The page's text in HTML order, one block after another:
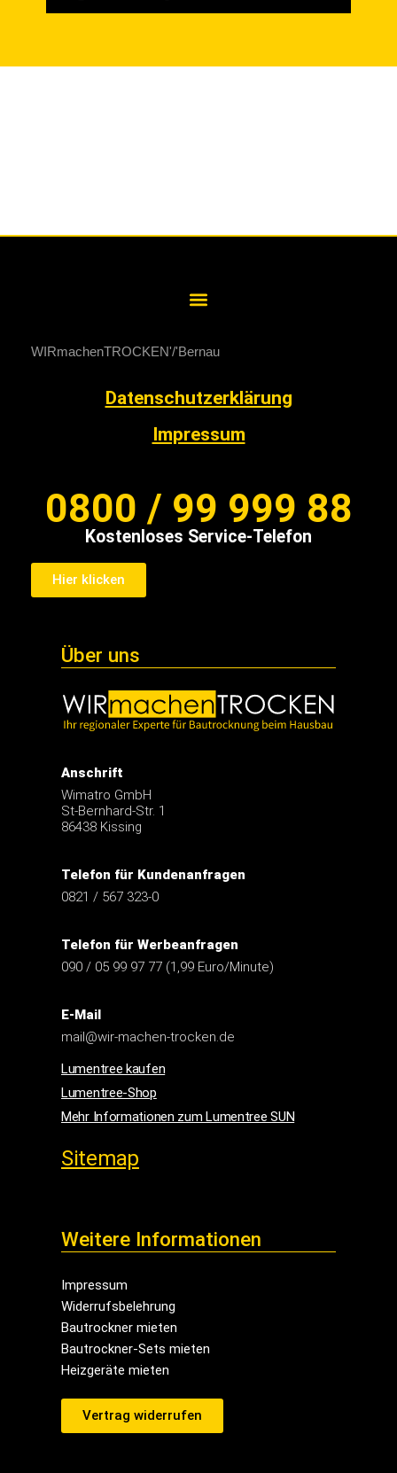
WIRmachenTROCKEN Bernau
Datenschutzerklärung
Impressum
0800 / 99 999 88
Kostenloses Service-Telefon
Hier klicken
Über uns
Anschrift
Wimatro GmbH
St-Bernhard-Str. 1
86438 Kissing
Telefon für Kundenanfragen
0821 / 567 323-0
Telefon für Werbeanfragen
090 / 05 99 97 77 (1,99 Euro/Minute)
E-Mail
mail@wir-machen-trocken.de
Lumentree kaufen
Lumentree-Shop
Mehr Informationen zum Lumentree SUN
Sitemap
Weitere Informationen
Impressum
Widerrufsbelehrung
Bautrockner mieten
Bautrockner-Sets mieten
Heizgeräte mieten
Vertrag widerrufen